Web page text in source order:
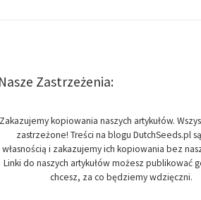
Nasze Zastrzeżenia:
Zakazujemy kopiowania naszych artykułów.
zastrzeżone! Treści na blogu DutchSeeds.pl
własnością i zakazujemy ich kopiowania bez
Linki do naszych artykułów możesz publikować
chcesz, za co będziemy wdzięczni.